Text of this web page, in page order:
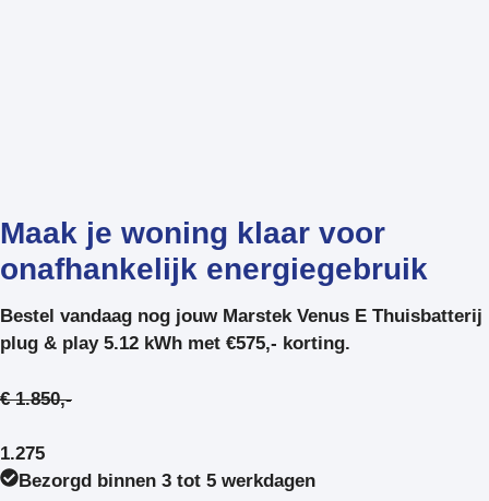
Maak je woning klaar voor
onafhankelijk energiegebruik
Bestel vandaag nog jouw Marstek Venus E Thuisbatterij
plug & play 5.12 kWh met €575,- korting.
€ 1.850,-
1.275
Bezorgd binnen 3 tot 5 werkdagen